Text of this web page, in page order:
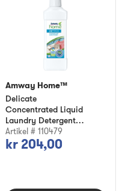
Amway Home™
Delicate
Concentrated Liquid
Laundry Detergent
SA8™
Artikel # 110479
kr 204,00